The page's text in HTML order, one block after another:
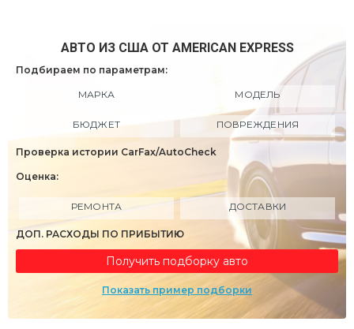
АВТО ИЗ США ОТ AMERICAN EXPRESS
Подбираем по параметрам:
МАРКА МОДЕЛЬ
БЮДЖЕТ ПОВРЕЖДЕНИЯ
Проверка истории CarFax/AutoCheck
Оценка:
РЕМОНТА ДОСТАВКИ
ДОП. РАСХОДЫ ПО ПРИБЫТИЮ
Получить подборку авто
Показать пример подборки